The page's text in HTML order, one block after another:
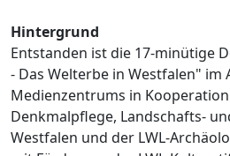
Hintergrund
Entstanden ist die 17-minütige
- Das Welterbe in Westfalen" im
Medienzentrums in
Denkmalpflege, Landschafts-
Westfalen und der LWL-